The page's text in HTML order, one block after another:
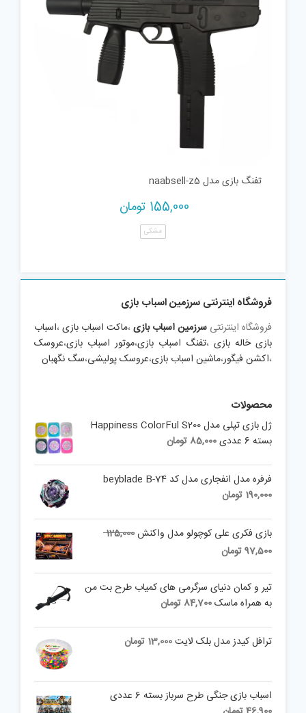
تفنگ بازی مدل naabsell-z5
155,000 تومان
مشکی
فروشگاه اینترنتی سرزمین اسباب بازی
فروشگاه اینترنتی سرزمین اسباب بازی،ماکت اسباب بازی،اسباب
بازی خاله بازی ،تفنگ اسباب بازی،موتور اسباب بازی،عروسک
،اکشن فیگور،ماشین اسباب بازی،عروسک پولیشی،سگ نگهبان
محصولات
ژل بازی تپلی مدل Happiness ColorFul S200
بسته 6 عددی
85,000 تومان
فرفره مدل انفجاری مدل کد beyblade B-74
190,000 تومان
بازی فکری علی کوچولو مدل واکنش125,000
Original
97,500تومان
is:
97,500 تومان.
تیر و کمان دنیای سرگرمی های کمیاب طرح بت من
به همراه ماسک84,700 تومان
ترافل کیدز مدل بلک لایت13,000 تومان
اسباب بازی جنگی طرح سرباز بسته 6 عددی